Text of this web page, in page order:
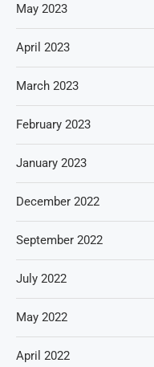
May 2023
April 2023
March 2023
February 2023
January 2023
December 2022
September 2022
July 2022
May 2022
April 2022